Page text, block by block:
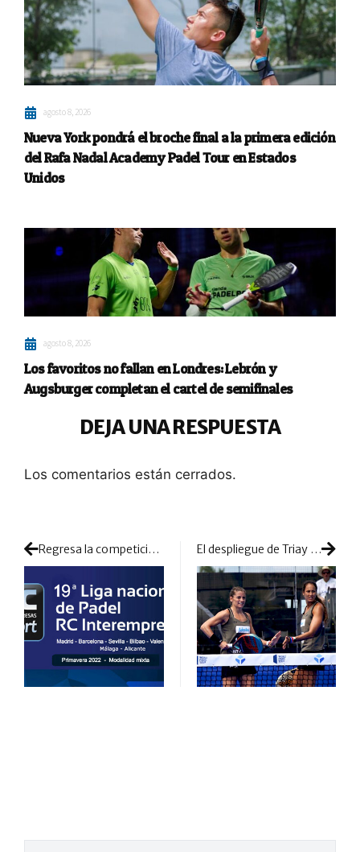
agosto 8, 2026
Nueva York pondrá el broche final a la primera edición
del Rafa Nadal Academy Padel Tour en Estados
Unidos
agosto 8, 2026
Los favoritos no fallan en Londres: Lebrón y
Augsburger completan el cartel de semifinales
DEJA UNA RESPUESTA
Los comentarios están cerrados.
Regresa la competición Interempresas de RC Sport en su 19ª edición El despliegue de Triay y Salazar en Miami: así conquistaron su primer título de la temporada